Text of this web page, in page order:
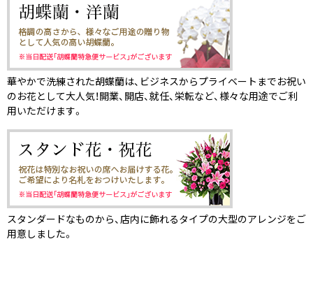
華やかで洗練された胡蝶蘭は、ビジネスからプライベートまでお祝い
のお花として大人気！開業、開店、就任、栄転など、様々な用途でご利
用いただけます。
スタンダードなものから、店内に飾れるタイプの大型のアレンジをご
用意しました。